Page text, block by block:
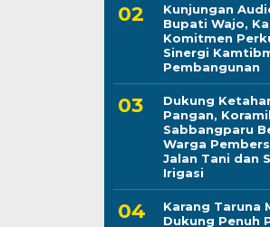
Kunjungan
Bupati Wajo,
Komitmen
Sinergi
Pembangunan
Dukung
Pangan, Koramil
Sabbangparu
Warga
Jalan Tani dan
Irigasi
Karang Taruna
Dukung Penuh